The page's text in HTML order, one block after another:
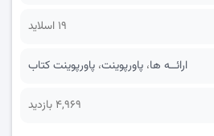
19 اسلاید
ارائــه ها، پاورپوینت، پاورپوینت کتاب
4,969 بازدید